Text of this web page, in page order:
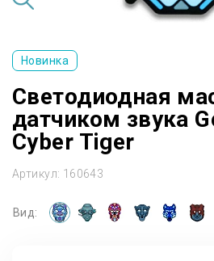
Новинка
Светодиодная
датчиком звука
Cyber Tiger
Артикул: 160643
Вид: